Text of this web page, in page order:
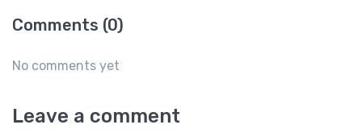
Comments (0)
No comments yet
Leave a comment